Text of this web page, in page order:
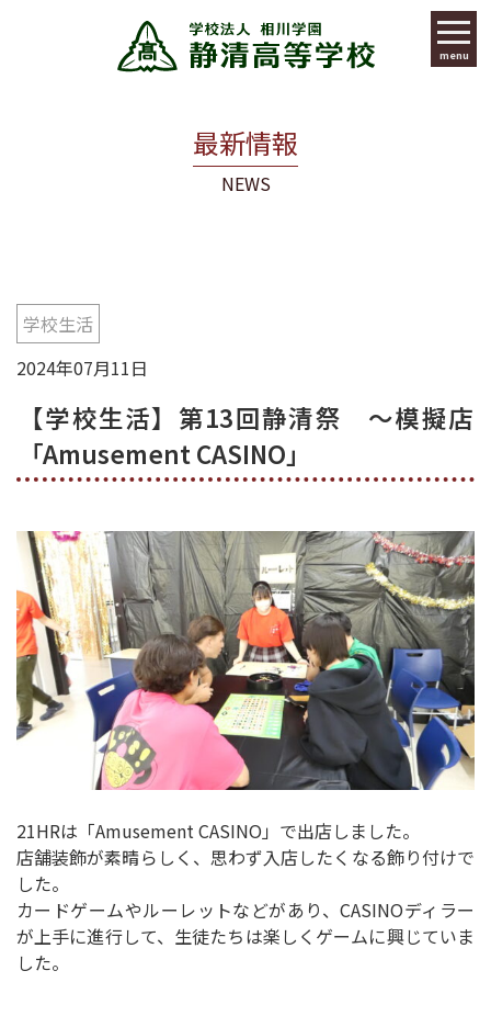
menu
最新情報
NEWS
学校生活
2024年07月11日
【学校生活】第13回静清祭 ～模擬店
「Amusement CASINO」
21HRは「Amusement CASINO」で出店しました。
店舗装飾が素晴らしく、思わず入店したくなる飾り付けで
した。
カードゲームやルーレットなどがあり、CASINOディラー
が上手に進行して、生徒たちは楽しくゲームに興じていま
した。